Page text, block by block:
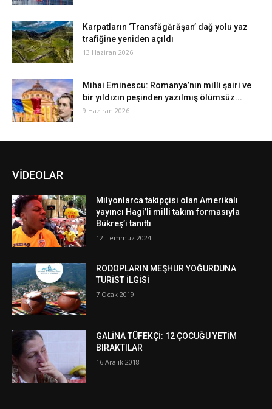
Karpatların ‘Transfăgărăşan’ dağ yolu yaz
trafiğine yeniden açıldı
13 Haziran 2026
Mihai Eminescu: Romanya’nın milli şairi ve
bir yıldızın peşinden yazılmış ölümsüz...
9 Haziran 2026
VİDEOLAR
Milyonlarca takipçisi olan Amerikalı
yayıncı Hagi’li milli takım formasıyla
Bükreş’i tanıttı
12 Temmuz 2024
RODOPLARIN MEŞHUR YOĞURDUNA
TURİST İLGİSİ
7 Ocak 2019
GALİNA TÜFEKÇİ: 12 ÇOCUĞU YETİM
BIRAKTILAR
16 Aralık 2018